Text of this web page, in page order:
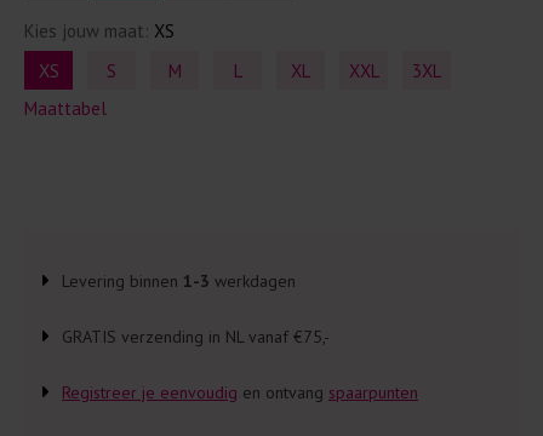
Kies jouw maat: XS
XS
S M L XL XXL
3XL
Maattabel
Levering binnen 1-3 werkdagen
GRATIS verzending in NL vanaf €75,-
Registreer je eenvoudig en ontvang spaarpunten